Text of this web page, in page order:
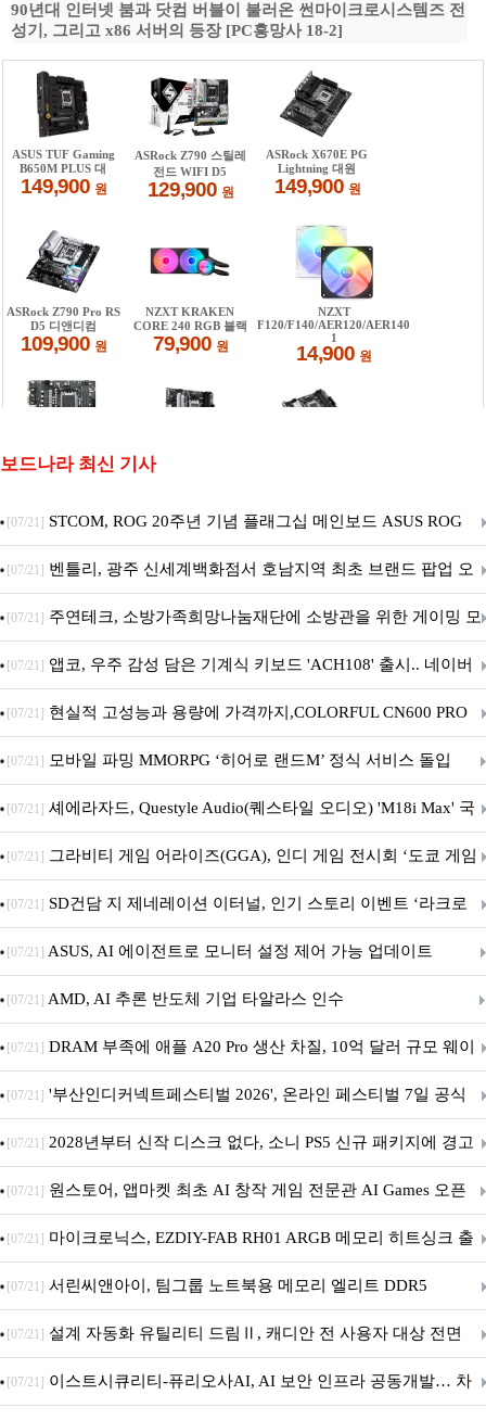
90년대 인터넷 붐과 닷컴 버블이 불러온 썬마이크로시스템즈 전
성기, 그리고 x86 서버의 등장 [PC흥망사 18-2]
보드나라 최신 기사
[07/21] STCOM, ROG 20주년 기념 플래그십 메인보드 ASUS ROG
Crosshair X870E EDITION 20 국내 출시 예정
[07/21] 벤틀리, 광주 신세계백화점서 호남지역 최초 브랜드 팝업 오
픈
[07/21] 주연테크, 소방가족희망나눔재단에 소방관을 위한 게이밍 모
니터·스마트 펫 침대 기부
[07/21] 앱코, 우주 감성 담은 기계식 키보드 'ACH108' 출시.. 네이버
브랜드데이 기획전 진행
[07/21] 현실적 고성능과 용량에 가격까지,COLORFUL CN600 PRO
M.2 NVMe 디앤디컴 1TB
[07/21] 모바일 파밍 MMORPG ‘히어로 랜드M’ 정식 서비스 돌입
[07/21] 셰에라자드, Questyle Audio(퀘스타일 오디오) 'M18i Max' 국
내 정식 출시
[07/21] 그라비티 게임 어라이즈(GGA), 인디 게임 전시회 ‘도쿄 게임
던전 13’ 참가!
[07/21] SD건담 지 제네레이션 이터널, 인기 스토리 이벤트 ‘라크로
아의 용사’ 재개최 및 풍성한 기념 이벤트 실시!
[07/21] ASUS, AI 에이전트로 모니터 설정 제어 가능 업데이트
[07/21] AMD, AI 추론 반도체 기업 타알라스 인수
[07/21] DRAM 부족에 애플 A20 Pro 생산 차질, 10억 달러 규모 웨이
퍼 대기
[07/21] '부산인디커넥트페스티벌 2026', 온라인 페스티벌 7일 공식
개막... 22일간 진행
[07/21] 2028년부터 신작 디스크 없다, 소니 PS5 신규 패키지에 경고
문 추가
[07/21] 원스토어, 앱마켓 최초 AI 창작 게임 전문관 AI Games 오픈
[07/21] 마이크로닉스, EZDIY-FAB RH01 ARGB 메모리 히트싱크 출
시
[07/21] 서린씨앤아이, 팀그룹 노트북용 메모리 엘리트 DDR5
5600MHz 16GB 출시
[07/21] 설계 자동화 유틸리티 드림Ⅱ, 캐디안 전 사용자 대상 전면
무상 배포
[07/21] 이스트시큐리티-퓨리오사AI, AI 보안 인프라 공동개발… 차